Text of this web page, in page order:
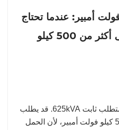
625 كيلو فولت أمبير: عندما تحتاج
المشاريع الصناعية إلى أكثر من 500 كيلو
العديد من المشاريع لا تبدأ بمتطلب ثابت 625kVA. قد يطلب
المشتري أولا مولدا بقوة 500 كيلو فولت أمبير، لأن الحمل